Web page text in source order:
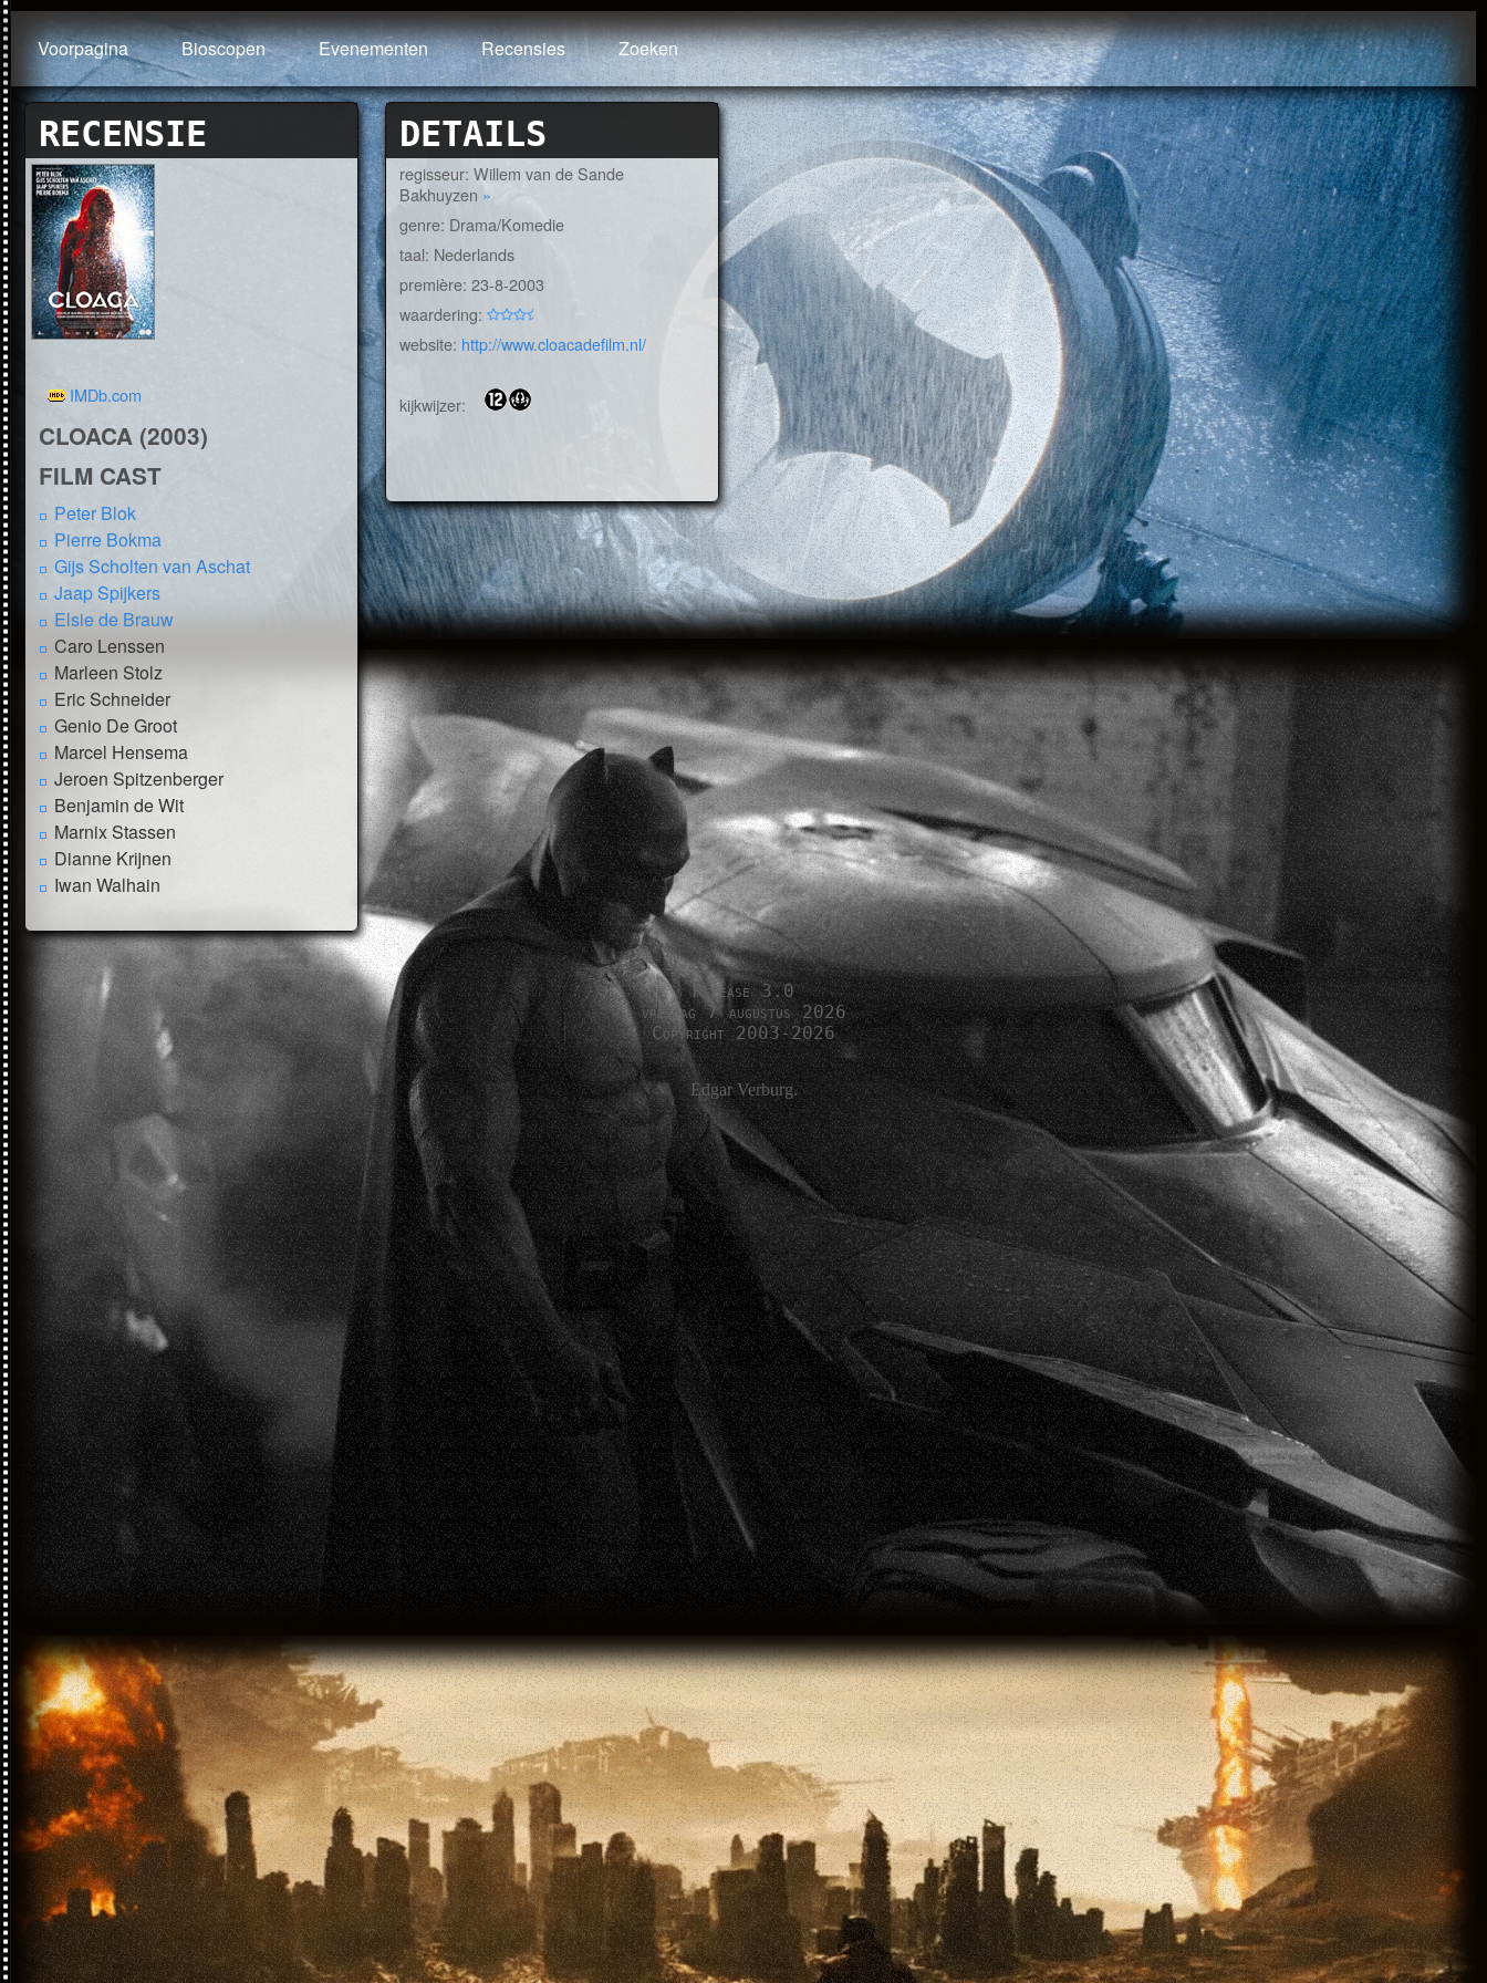
Voorpagina Bioscopen Evenementen Recensies Zoeken
RECENSIE
IMDb.com
CLOACA (2003)
FILM CAST
Peter Blok
Pierre Bokma
Gijs Scholten van Aschat
Jaap Spijkers
Elsie de Brauw
Caro Lenssen
Marleen Stolz
Eric Schneider
Genio De Groot
Marcel Hensema
Jeroen Spitzenberger
Benjamin de Wit
Marnix Stassen
Dianne Krijnen
Iwan Walhain
DETAILS
regisseur: Willem van de Sande
Bakhuyzen »
genre: Drama/Komedie
taal: Nederlands
première: 23-8-2003
waardering:
website: http://www.cloacadefilm.nl/
kijkwijzer:
Release 3.0
vrijdag 7 augustus 2026
Copyright 2003-2026
Edgar Verburg.